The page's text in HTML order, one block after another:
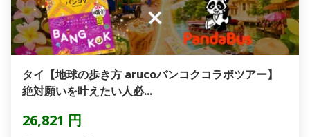
タイ【地球の歩き方 arucoバンコクコラボツアー】
絶対願いを叶えたい人必...
26,821 円